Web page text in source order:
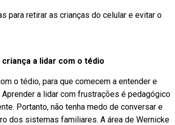
para retirar as crianças do celular e evitar o
criança a lidar com o tédio
o tédio, para que comecem a entender e
a lidar com frustrações é pedagógico
Portanto, não tenha medo de conversar e
dos sistemas familiares. A área de Wernicke